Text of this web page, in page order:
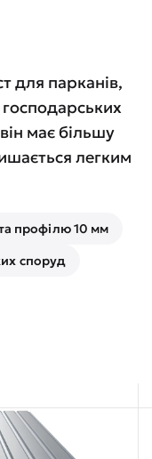
для парканів,
має більшу
легким
профілю 10 мм
споруд